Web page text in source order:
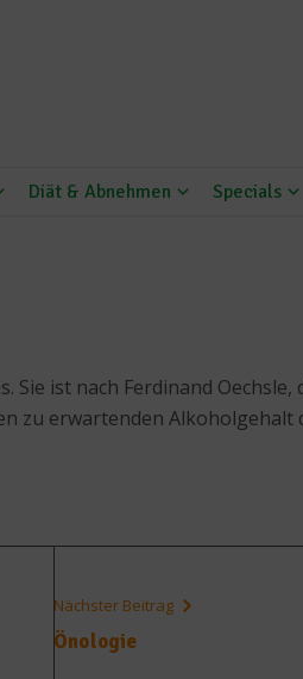
Diät & Abnehmen Specials
ist nach Ferdinand
zu erwartenden Alkoholgehalt
Nächster Beitrag
Önologie